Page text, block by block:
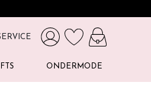
ONDERMODE